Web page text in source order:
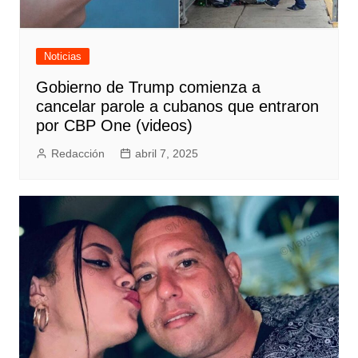
Noticias
Gobierno de Trump comienza a
cancelar parole a cubanos que entraron
por CBP One (videos)
Redacción abril 7, 2025